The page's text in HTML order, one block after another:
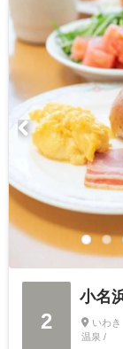
2
小名
いわ
温泉 /